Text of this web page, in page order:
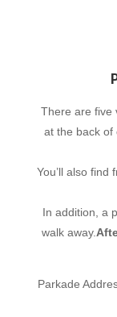
There are five
at the back of
You’ll also find
In addition, a
walk away.
Parkade